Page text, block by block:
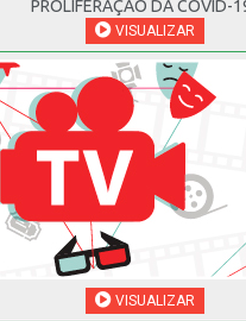
PROLIFERAÇÃO DA COVID-
VISUALIZAR
VISUALIZAR